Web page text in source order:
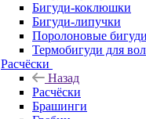
Бигуди-коклюшки
Бигуди-липучки
Поролоновые бигуди
Термобигуди для
Расчёски
Назад
Расчёски
Брашинги